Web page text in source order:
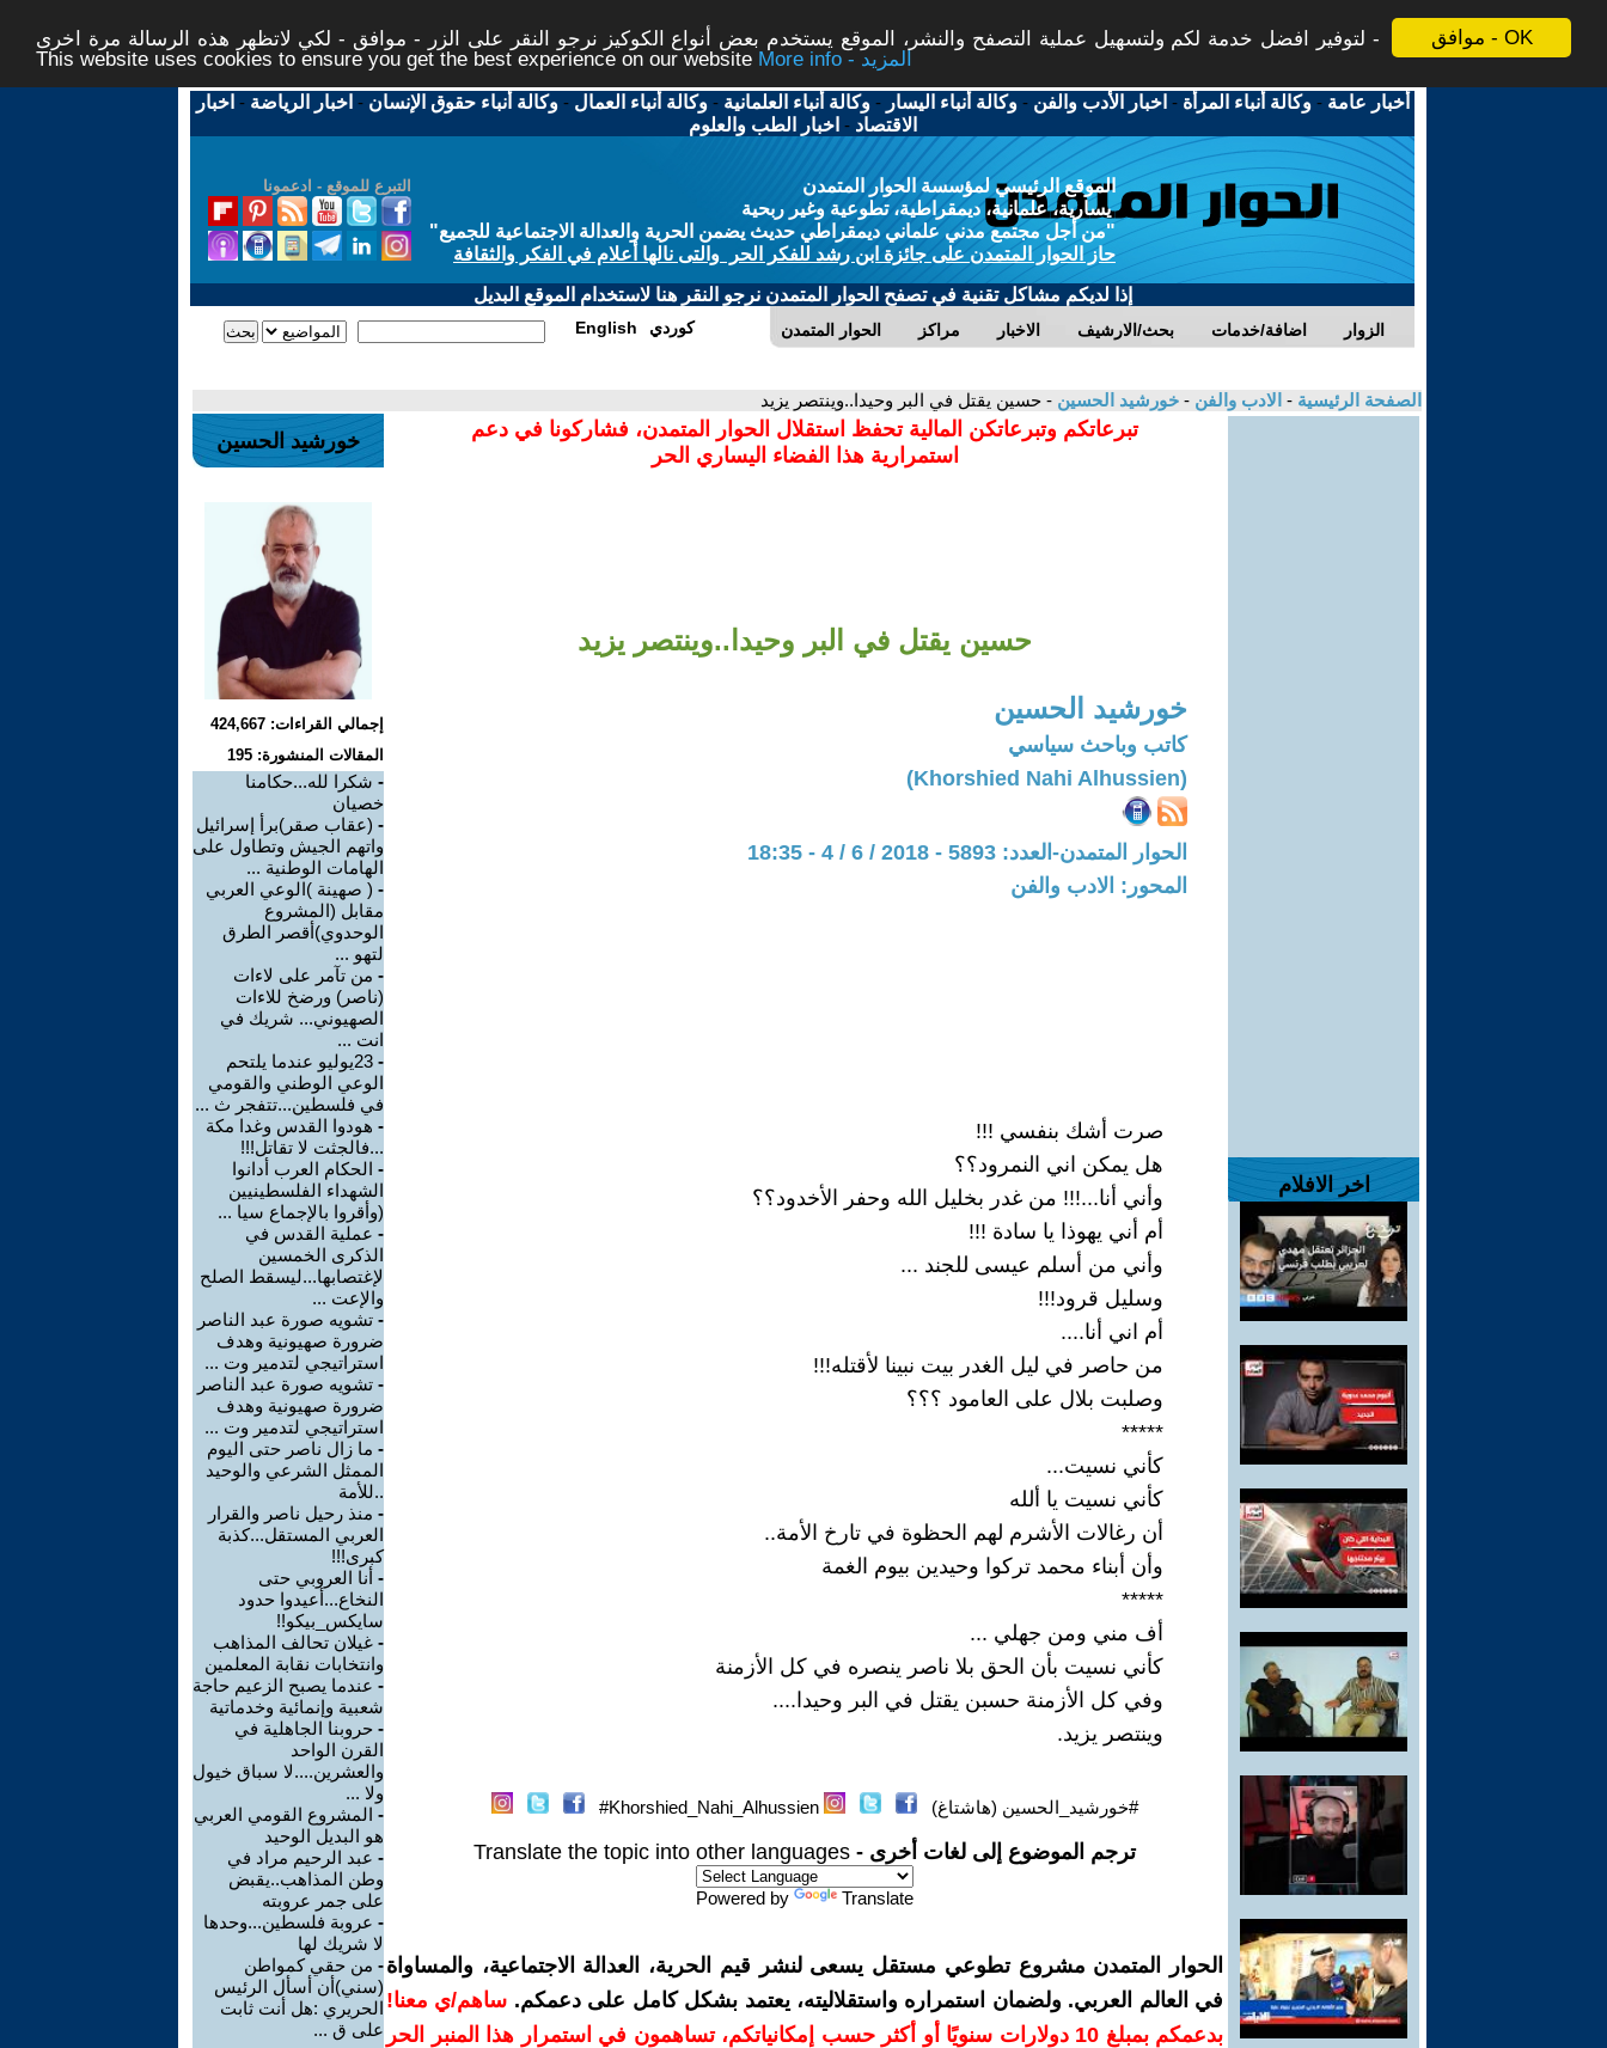
موافق - OK
لتوفير افضل خدمة لكم ولتسهيل عملية التصفح والنشر، الموقع يستخدم بعض أنواع الكوكيز نرجو النقر على الزر - موافق - لكي لاتظهر هذه الرسالة مرة اخرى -
This website uses cookies to ensure you get the best experience on our website
More info - المزيد
أخبار عامة -وكالة أنباء المرأة - اخبار الأدب والفن -وكالة أنباء اليسار -وكالة أنباء العلمانية -وكالة أنباء العمال -وكالة أنباء حقوق الإنسان - اخبار الرياضة - اخبار
الاقتصاد - اخبار الطب والعلوم
التبرع للموقع - ادعمونا
الموقع الرئيسي لمؤسسة الحوار المتمدن
يسارية، علمانية، ديمقراطية، تطوعية وغير ربحية
"من أجل مجتمع مدني علماني ديمقراطي حديث يضمن الحرية والعدالة الاجتماعية للجميع"
حاز الحوار المتمدن على جائزة ابن رشد للفكر الحر والتى نالها أعلام في الفكر والثقافة
إذا لديكم مشاكل تقنية في تصفح الحوار المتمدن نرجو النقر هنا لاستخدام الموقع البديل
الحوار المتمدن مراكز الاخبار بحث/الارشيف اضافة/خدمات الزوار English كوردي
الصفحة الرئيسية - الادب والفن - خورشيد الحسين - حسين يقتل في البر وحيدا..وينتصر يزيد
اخر الافلام
تبرعاتكم وتبرعاتكن المالية تحفظ استقلال الحوار المتمدن، فشاركونا في دعم
استمرارية هذا الفضاء اليساري الحر
حسين يقتل في البر وحيدا..وينتصر يزيد
خورشيد الحسين
كاتب وباحث سياسي
(Khorshied Nahi Alhussien)
الحوار المتمدن-العدد: 5893 - 2018 / 6 / 4 - 18:35
المحور: الادب والفن
صرت أشك بنفسي !!!
هل يمكن اني النمرود؟؟
وأني أنا...!!! من غدر بخليل الله وحفر اﻷخدود؟؟
أم أني يهوذا يا سادة !!!
وأني من أسلم عيسى للجند ...
وسليل قرود!!!
أم اني أنا....
من حاصر في ليل الغدر بيت نبينا ﻷقتله!!!
وصلبت بلال على العامود ؟؟؟
*****
كأني نسيت...
كأني نسيت يا ألله
أن رغالات الأشرم لهم الحظوة في تارخ اﻷمة..
وأن أبناء محمد تركوا وحيدين بيوم الغمة
*****
أف مني ومن جهلي ...
كأني نسيت بأن الحق بلا ناصر ينصره في كل اﻷزمنة
وفي كل اﻷزمنة حسبن يقتل في البر وحيدا....
وينتصر يزيد.
#خورشيد_الحسين (هاشتاغ) Khorshied_Nahi_Alhussien#
ترجم الموضوع إلى لغات أخرى - Translate the topic into other languages
Powered by Translate
الحوار المتمدن مشروع تطوعي مستقل يسعى لنشر قيم الحرية، العدالة الاجتماعية، والمساواة
في العالم العربي. ولضمان استمراره واستقلاليته، يعتمد بشكل كامل على دعمكم. ساهم/ي معنا!
بدعمكم بمبلغ 10 دولارات سنويًا أو أكثر حسب إمكانياتكم، تساهمون في استمرار هذا المنبر الحر
خورشيد الحسين
إجمالي القراءات: 424,667
المقالات المنشورة: 195
- شكرا لله...حكامنا
خصيان
- (عقاب صقر)برأ إسرائيل
واتهم الجيش وتطاول على
الهامات الوطنية ...
- ( صهينة )الوعي العربي
مقابل (المشروع
الوحدوي)أقصر الطرق
لتهو ...
- من تآمر على لاءات
(ناصر) ورضخ للاءات
الصهيوني... شريك في
انت ...
-
23يوليو عندما يلتحم
الوعي الوطني والقومي
في فلسطين...تتفجر ث ...
- هودوا القدس وغدا مكة
...فالجثت لا تقاتل!!!
- الحكام العرب أدانوا
الشهداء الفلسطينيين
(وأقروا بالإجماع سيا ...
- عملية القدس في
الذكرى الخمسين
لإغتصابها...ليسقط الصلح
والإعت ...
- تشويه صورة عبد الناصر
ضرورة صهيونية وهدف
استراتيجي لتدمير وت ...
- تشويه صورة عبد الناصر
ضرورة صهيونية وهدف
استراتيجي لتدمير وت ...
- ما زال ناصر حتى اليوم
الممثل الشرعي والوحيد
..للأمة
- منذ رحيل ناصر والقرار
العربي المستقل...كذبة
كبرى!!!
- أنا العروبي حتى
النخاع...أعيدوا حدود
سايكس_بيكو!!
- غيلان تحالف المذاهب
وانتخابات نقابة المعلمين
- عندما يصبح الزعيم حاجة
شعبية وإنمائية وخدماتية
- حروبنا الجاهلية في
القرن الواحد
والعشرين....لا سباق خيول
ولا ...
- المشروع القومي العربي
هو البديل الوحيد
- عبد الرحيم مراد في
وطن المذاهب..يقبض
على جمر عروبته
- عروبة فلسطين...وحدها
لا شريك لها
- من حقي كمواطن
(سني)أن أسأل الرئيس
الحريري :هل أنت ثابت
على ق ...